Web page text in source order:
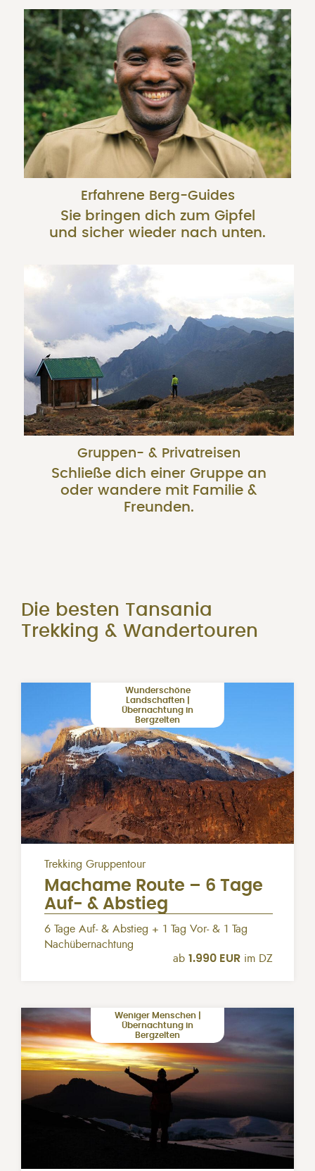
Erfahrene Berg-Guides
Sie bringen dich zum Gipfel
und sicher wieder nach unten.
Gruppen- & Privatreisen
Schließe dich einer Gruppe an
oder wandere mit Familie &
Freunden.
Die besten Tansania
Trekking & Wandertouren
Wunderschöne
Landschaften |
Übernachtung in
Bergzelten
Trekking Gruppentour
Machame Route – 6 Tage
Auf- & Abstieg
6 Tage Auf- & Abstieg + 1 Tag Vor- & 1 Tag
Nachübernachtung
ab 1.990 EUR im DZ
Weniger Menschen |
Übernachtung in
Bergzelten